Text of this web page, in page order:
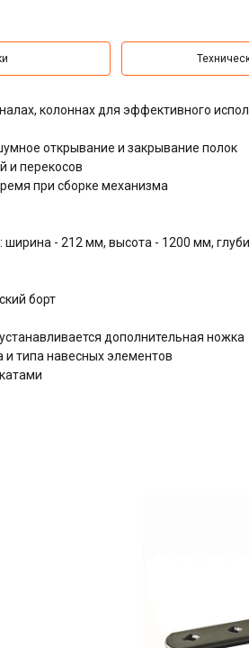
колоннах для эффективного
открывание и закрывание полок
и перекосов
при сборке механизма
- 212 мм, высота - 1200 мм,
борт
дополнительная ножка
типа навесных элементов